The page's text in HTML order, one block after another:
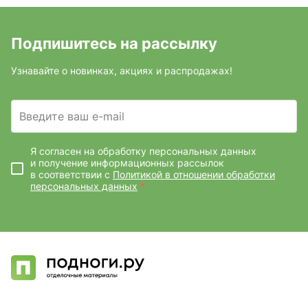
Подпишитесь на рассылку
Узнавайте о новинках, акциях и распродажах!
Введите ваш e-mail
Я согласен на обработку персональных данных
и получение информационных рассылок
в соответствии с Политикой в отношении обработки
персональных данных *